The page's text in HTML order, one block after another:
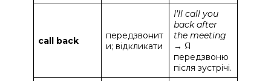
call back
передзвонит
и; відкликати
I’ll call you
back after
the meeting
→ Я
передзвоню
після зустрічі.